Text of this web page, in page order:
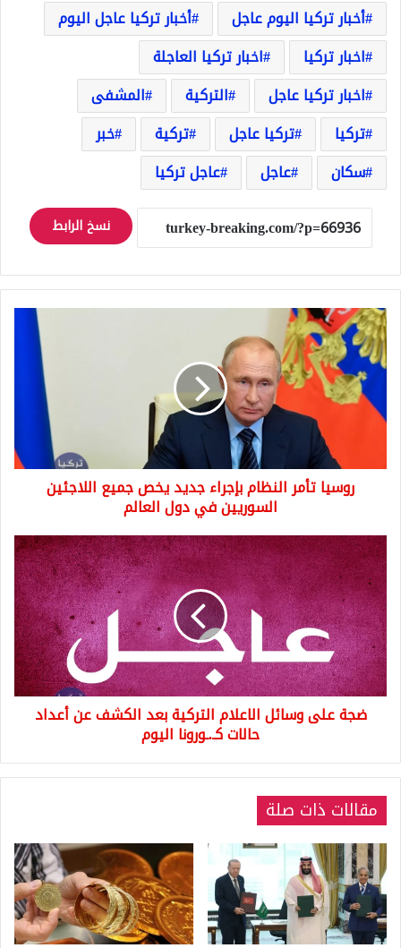
أخبار تركيا اليوم عاجل
أخبار تركيا عاجل اليوم
اخبار تركيا
اخبار تركيا العاجلة
اخبار تركيا عاجل
التركية
المشفى
تركيا
تركيا عاجل تركية
خبر
سكان
عاجل عاجل تركيا
نسخ الرابط
روسيا
تأمر
النظام
بإجراء
جديد
يخص
جميع
السوريين
روسيا تأمر النظام بإجراء جديد يخص جميع اللاجئين
السوريين في دول العالم
ضجة
على
وسائل
الاعلام
التركية
بعد
الكشف
عن
أعداد
حالاتضجة على وسائل الاعلام التركية بعد الكشف عن أعداد
حالات كـ.ـورونا اليوم
مقالات ذات صلة